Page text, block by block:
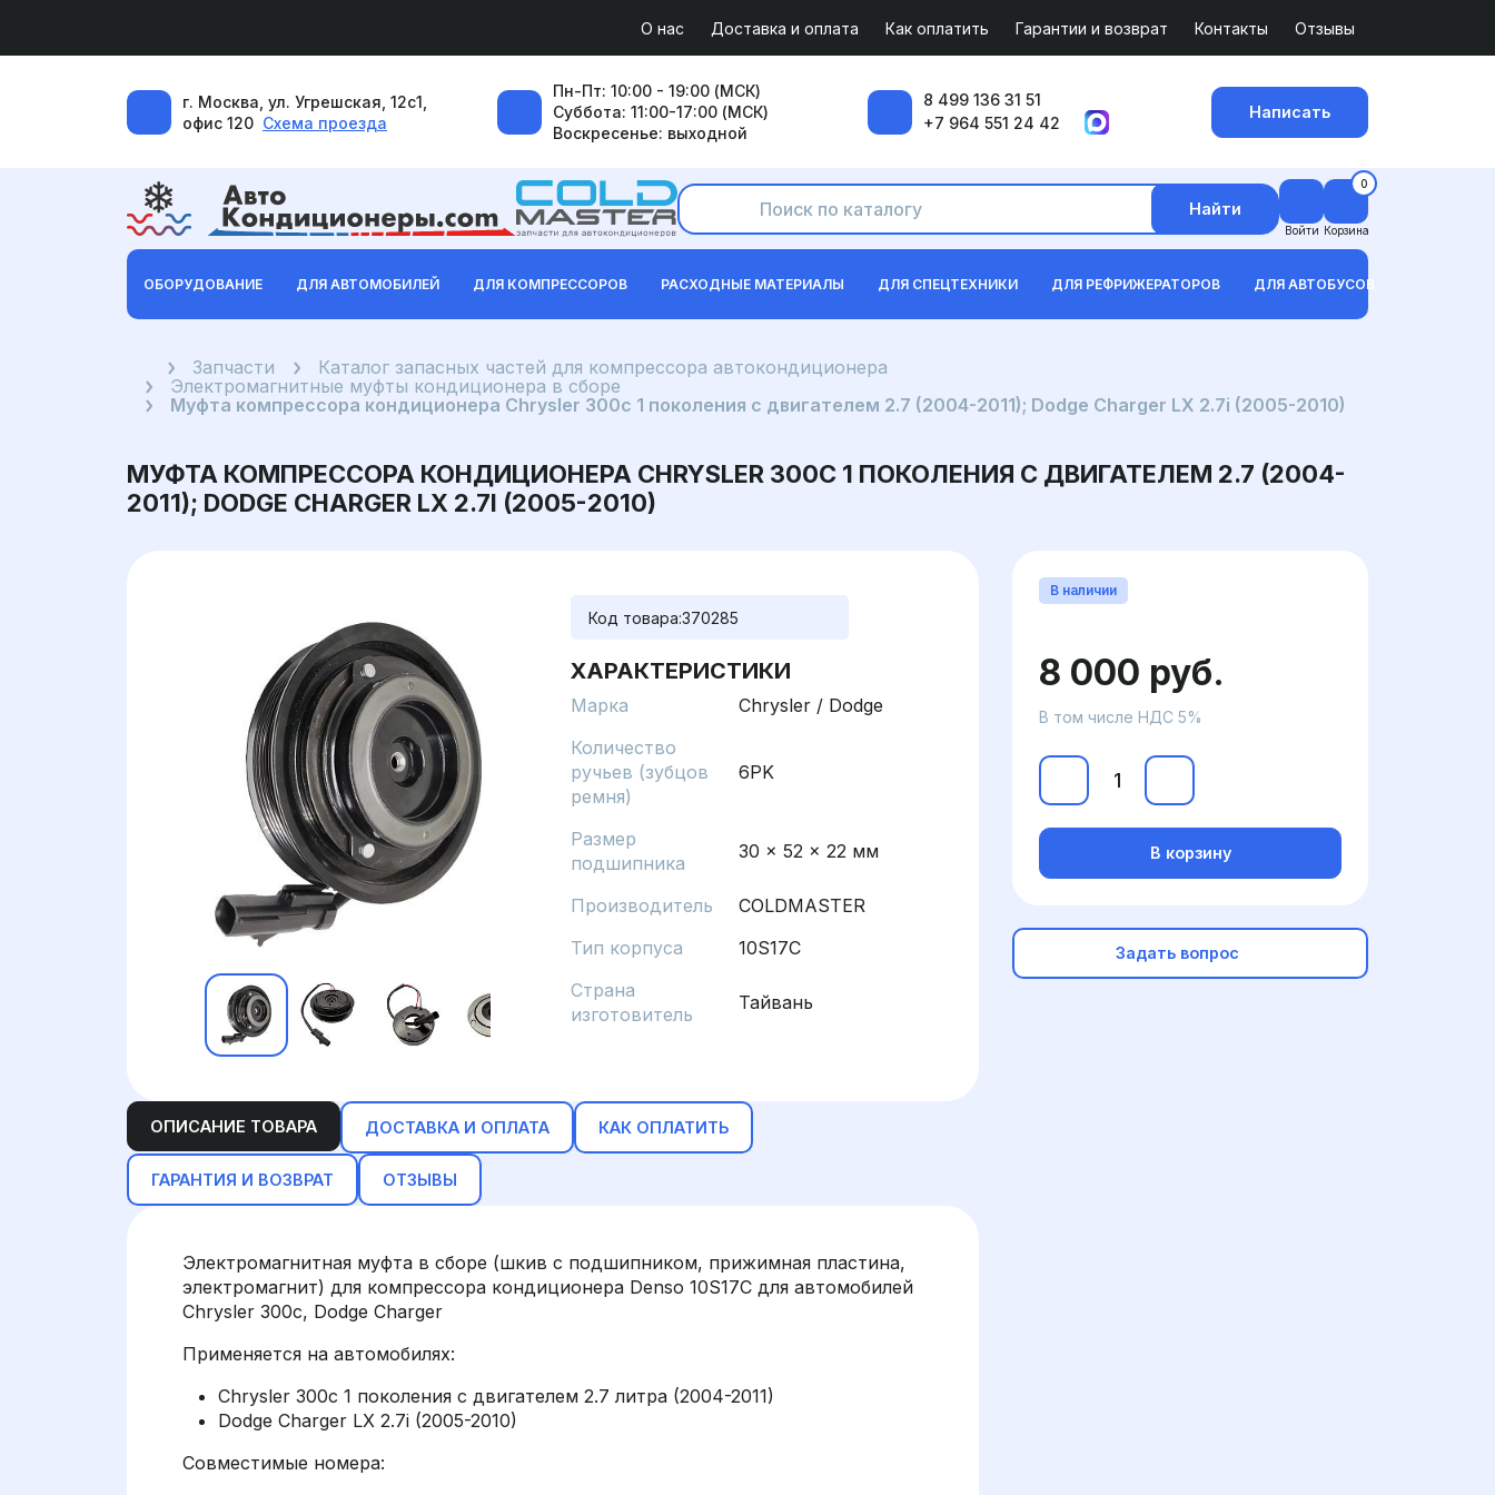
О нас Доставка и оплата Как оплатить Гарантии и возврат Контакты Отзывы
г. Москва, ул. Угрешская, 12с1,
офис 120 Схема проезда
Пн-Пт: 10:00 - 19:00 (МСК)
Суббота: 11:00-17:00 (МСК)
Воскресенье: выходной
8 499 136 31 51
+7 964 551 24 42
Написать
Найти
Войти
0
Корзина
ОБОРУДОВАНИЕ ДЛЯ АВТОМОБИЛЕЙ ДЛЯ КОМПРЕССОРОВ РАСХОДНЫЕ МАТЕРИАЛЫ ДЛЯ СПЕЦТЕХНИКИ ДЛЯ РЕФРИЖЕРАТОРОВ ДЛЯ АВТОБУСОВ
ГлавнаяЗапчасти
Каталог запасных частей для компрессора автокондиционера
Электромагнитные муфты кондиционера в сборе
Муфта компрессора кондиционера Chrysler 300c 1 поколения с двигателем 2.7 (2004-2011); Dodge Charger LX 2.7i (2005-2010)
МУФТА КОМПРЕССОРА КОНДИЦИОНЕРА CHRYSLER 300C 1 ПОКОЛЕНИЯ С ДВИГАТЕЛЕМ 2.7 (2004-
2011); DODGE CHARGER LX 2.7I (2005-2010)
Код товара:370285
ХАРАКТЕРИСТИКИ
Марка
Chrysler / Dodge
Количество
ручьев (зубцов
ремня)
6PK
Размер
подшипника
30 x 52 x 22 мм
Производитель
COLDMASTER
Тип корпуса
10S17C
Страна
изготовитель
Тайвань
ОПИСАНИЕ ТОВАРА ДОСТАВКА И ОПЛАТА КАК ОПЛАТИТЬ
ГАРАНТИЯ И ВОЗВРАТ ОТЗЫВЫ
Электромагнитная муфта в сборе (шкив с подшипником, прижимная пластина,
электромагнит) для компрессора кондиционера Denso 10S17C для автомобилей
Chrysler 300c, Dodge Charger
Применяется на автомобилях:
Chrysler 300c 1 поколения с двигателем 2.7 литра (2004-2011)
Dodge Charger LX 2.7i (2005-2010)
Совместимые номера:
В наличии
8 000 руб.
В том числе НДС 5%
В корзину
Задать вопрос